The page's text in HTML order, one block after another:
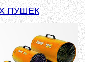
ПУШЕК